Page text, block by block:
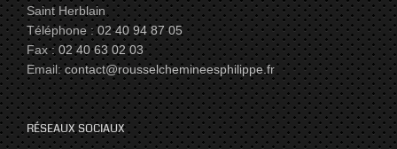
Saint Herblain
Téléphone :02 40 94 87 05
Fax :02 40 63 02 03
Email:contact@rousselchemineesphilippe.fr
RÉSEAUX SOCIAUX